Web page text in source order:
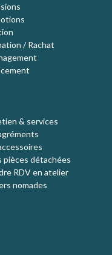
/ Rachat
& services
pièces détachées
RDV en atelier
nomades